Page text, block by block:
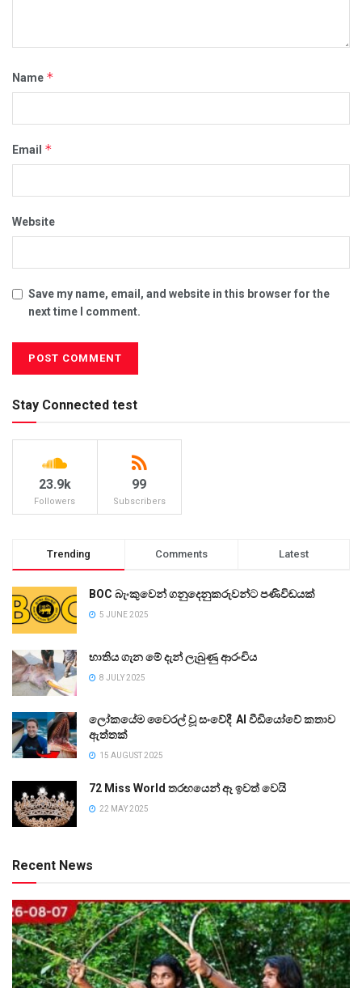
Name *
Email *
Website
Save my name, email, and website in this browser for the
next time I comment.
Stay Connected test
23.9k
Followers
99
Subscribers
Trending Comments Latest
BOC බැංකුවෙන් ගනුදෙනුකරුවන්ට පණිවිඩයක්
5 JUNE 2025
භාතිය ගැන මේ දැන් ලැබුණු ආරංචිය
8 JULY 2025
ලෝකයේම වෛරල් වූ සංවේදී AI වීඩියෝවේ කතාව
ඇත්තක්
15 AUGUST 2025
72 Miss World තරඟයෙන් ඈ ඉවත් වෙයි
22 MAY 2025
Recent News